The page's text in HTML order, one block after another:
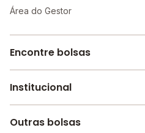
Área do Gestor
Encontre bolsas
Melhores escolas de São Paulo
Escolas por cidade e bairro
Institucional
Sobre o Melhor Escola
Outras bolsas